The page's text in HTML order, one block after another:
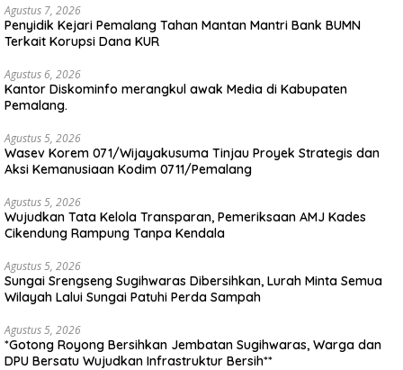
Agustus 7, 2026
Penyidik Kejari Pemalang Tahan Mantan Mantri Bank BUMN
Terkait Korupsi Dana KUR
Agustus 6, 2026
Kantor Diskominfo merangkul awak Media di Kabupaten
Pemalang.
Agustus 5, 2026
Wasev Korem 071/Wijayakusuma Tinjau Proyek Strategis dan
Aksi Kemanusiaan Kodim 0711/Pemalang
Agustus 5, 2026
Wujudkan Tata Kelola Transparan, Pemeriksaan AMJ Kades
Cikendung Rampung Tanpa Kendala
Agustus 5, 2026
Sungai Srengseng Sugihwaras Dibersihkan, Lurah Minta Semua
Wilayah Lalui Sungai Patuhi Perda Sampah
Agustus 5, 2026
*Gotong Royong Bersihkan Jembatan Sugihwaras, Warga dan
DPU Bersatu Wujudkan Infrastruktur Bersih**